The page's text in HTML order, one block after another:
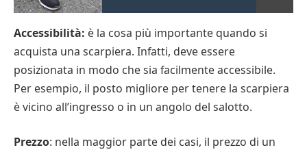
Accessibilità: è la cosa più importante quando si
acquista una scarpiera. Infatti, deve essere
posizionata in modo che sia facilmente accessibile.
Per esempio, il posto migliore per tenere la scarpiera
è vicino all’ingresso o in un angolo del salotto.
Prezzo: nella maggior parte dei casi, il prezzo di un